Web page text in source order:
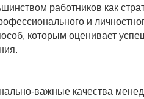
работников как
и
которым оценивает
важные качества